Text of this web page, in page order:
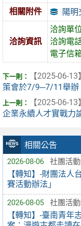
相關公告
2026-08-06 社團活
【轉知】-財團法
賽活動辦法」
2026-08-05 社團活
【轉知】-臺南青年
相關附件
陽明
洽詢資訊
洽詢單
洽詢電
電子信
【2025-06-13】
策會於7/9─7/11舉辦
【2025-06-13】
企業永續人才實戰力